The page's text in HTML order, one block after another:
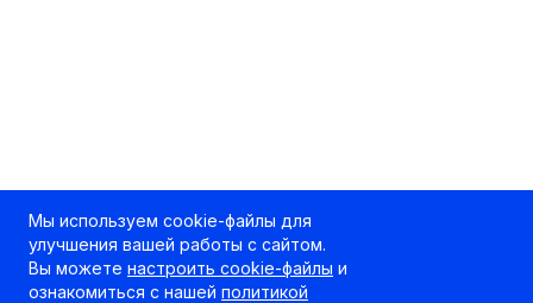
Мы используем cookie-файлы для
улучшения вашей работы с сайтом.
Вы можете настроить cookie-файлы и
ознакомиться с нашей политикой